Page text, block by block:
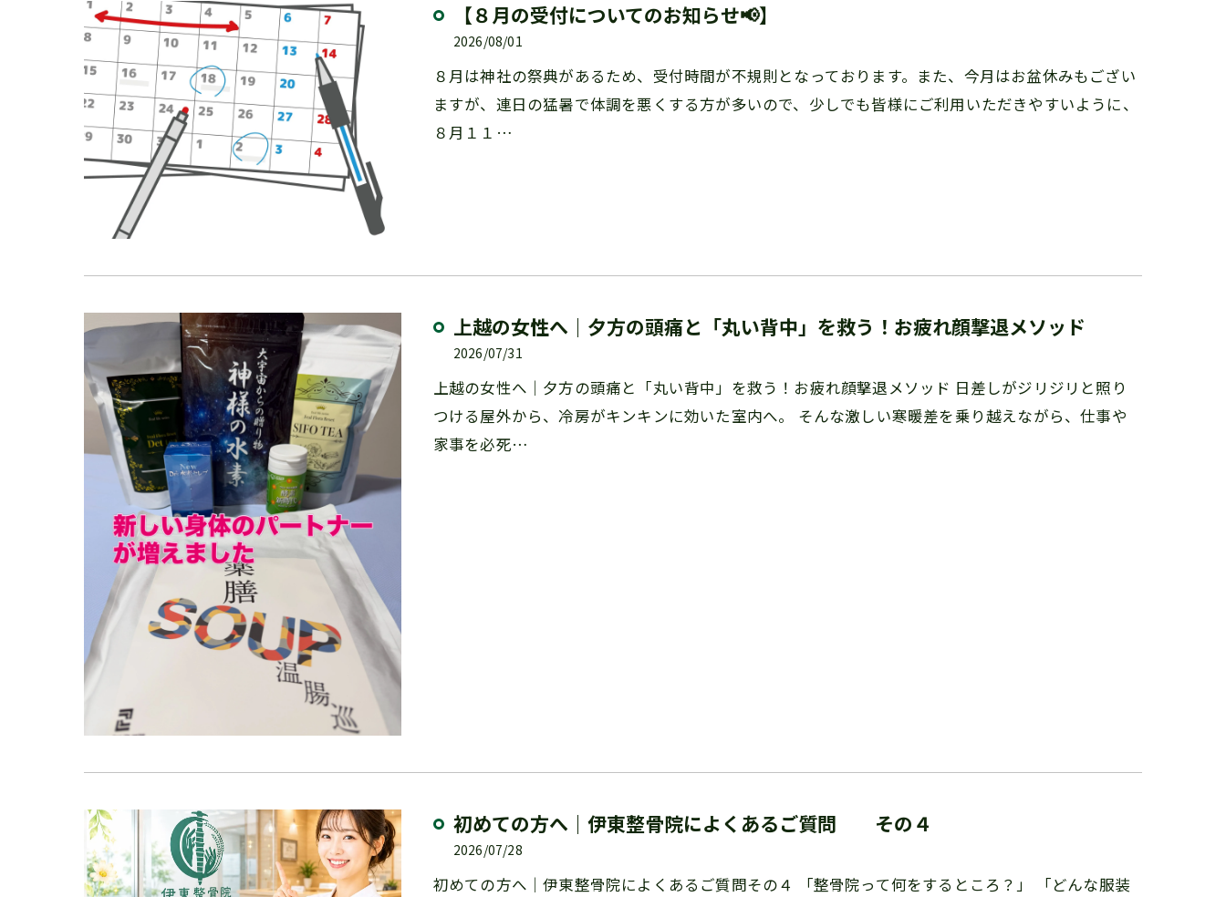
【８月の受付についてのお知らせ📢】
2026/08/01
８月は神社の祭典があるため、受付時間が不規則となっております。また、今月はお盆休みもござい
ますが、連日の猛暑で体調を悪くする方が多いので、少しでも皆様にご利用いただきやすいように、
８月１１…
上越の女性へ｜夕方の頭痛と「丸い背中」を救う！お疲れ顔撃退メソッド
2026/07/31
上越の女性へ｜夕方の頭痛と「丸い背中」を救う！お疲れ顔撃退メソッド 日差しがジリジリと照り
つける屋外から、冷房がキンキンに効いた室内へ。 そんな激しい寒暖差を乗り越えながら、仕事や
家事を必死…
初めての方へ｜伊東整骨院によくあるご質問 その４
2026/07/28
初めての方へ｜伊東整骨院によくあるご質問その４ 「整骨院って何をするところ？」 「どんな服装